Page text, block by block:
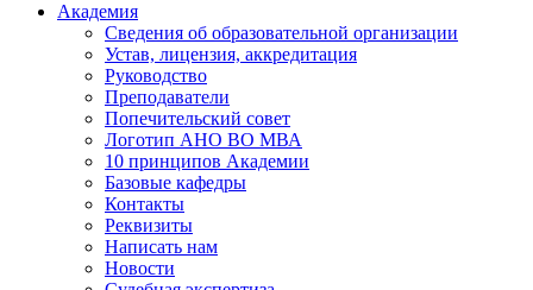
Академия
Сведения об образовательной организации
Устав, лицензия, аккредитация
Руководство
Преподаватели
Попечительский совет
Логотип АНО ВО МВА
10 принципов Академии
Базовые кафедры
Контакты
Реквизиты
Написать нам
Новости